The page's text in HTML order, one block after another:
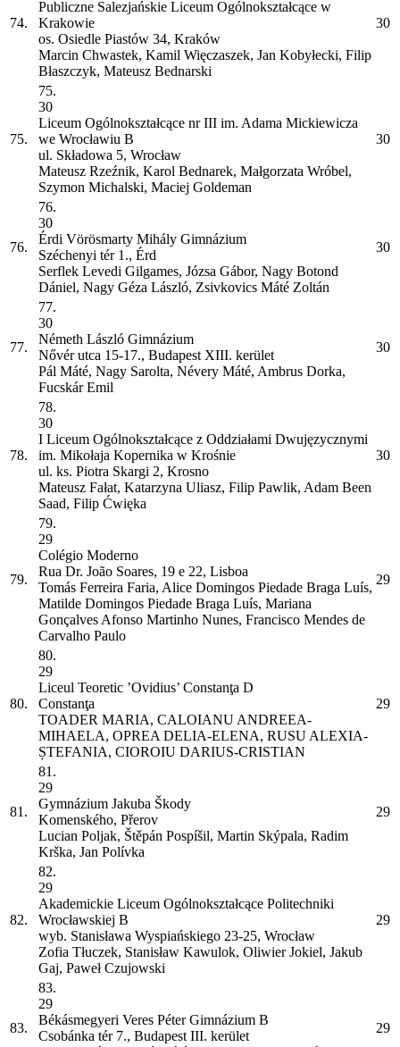
74.
Publiczne Salezjańskie Liceum Ogólnokształcące w
Krakowie
os. Osiedle Piastów 34, Kraków
Marcin Chwastek, Kamil Więczaszek, Jan Kobyłecki, Filip
Błaszczyk, Mateusz Bednarski
30
75.
75.
30
Liceum Ogólnokształcące nr III im. Adama Mickiewicza
we Wrocławiu B
ul. Składowa 5, Wrocław
Mateusz Rzeźnik, Karol Bednarek, Małgorzata Wróbel,
Szymon Michalski, Maciej Goldeman
30
76.
76.
30
Érdi Vörösmarty Mihály Gimnázium
Széchenyi tér 1., Érd
Serflek Levedi Gilgames, Józsa Gábor, Nagy Botond
Dániel, Nagy Géza László, Zsivkovics Máté Zoltán
30
77.
77.
30
Németh László Gimnázium
Nővér utca 15-17., Budapest XIII. kerület
Pál Máté, Nagy Sarolta, Névery Máté, Ambrus Dorka,
Fucskár Emil
30
78.
78.
30
I Liceum Ogólnokształcące z Oddziałami Dwujęzycznymi
im. Mikołaja Kopernika w Krośnie
ul. ks. Piotra Skargi 2, Krosno
Mateusz Fałat, Katarzyna Uliasz, Filip Pawlik, Adam Been
Saad, Filip Ćwięka
30
79.
79.
29
Colégio Moderno
Rua Dr. João Soares, 19 e 22, Lisboa
Tomás Ferreira Faria, Alice Domingos Piedade Braga Luís,
Matilde Domingos Piedade Braga Luís, Mariana
Gonçalves Afonso Martinho Nunes, Francisco Mendes de
Carvalho Paulo
29
80.
80.
29
Liceul Teoretic ’Ovidius’ Constanţa D
Constanţa
TOADER MARIA, CALOIANU ANDREEA-
MIHAELA, OPREA DELIA-ELENA, RUSU ALEXIA-
ȘTEFANIA, CIOROIU DARIUS-CRISTIAN
29
81.
81.
29
Gymnázium Jakuba Škody
Komenského, Přerov
Lucian Poljak, Štěpán Pospíšil, Martin Skýpala, Radim
Krška, Jan Polívka
29
82.
82.
29
Akademickie Liceum Ogólnokształcące Politechniki
Wrocławskiej B
wyb. Stanisława Wyspiańskiego 23-25, Wrocław
Zofia Tłuczek, Stanisław Kawulok, Oliwier Jokiel, Jakub
Gaj, Paweł Czujowski
29
83.
83.
29
Békásmegyeri Veres Péter Gimnázium B
Csobánka tér 7., Budapest III. kerület
29